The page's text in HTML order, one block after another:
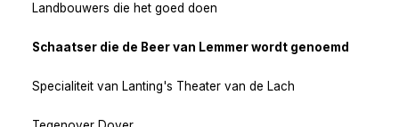
Landbouwers die het goed doen
Schaatser die de Beer van Lemmer wordt genoemd
Specialiteit van Lanting's Theater van de Lach